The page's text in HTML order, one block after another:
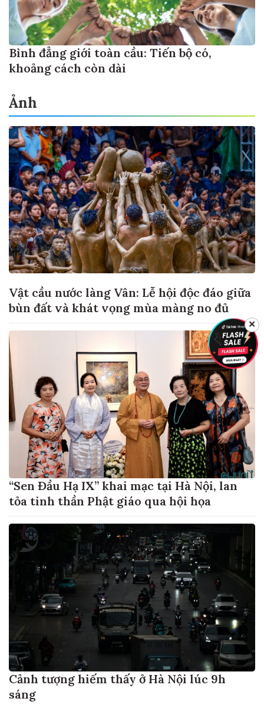
Bình đẳng giới toàn cầu: Tiến bộ có,
khoảng cách còn dài
Ảnh
Vật cầu nước làng Vân: Lễ hội độc đáo giữa
bùn đất và khát vọng mùa màng no đủ
“Sen Đầu Hạ IX” khai mạc tại Hà Nội, lan
tỏa tinh thần Phật giáo qua hội họa
Cảnh tượng hiếm thấy ở Hà Nội lúc 9h
sáng
✕